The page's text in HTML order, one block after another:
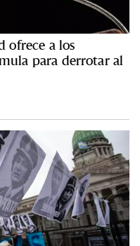
ofrece a los
para derrotar al